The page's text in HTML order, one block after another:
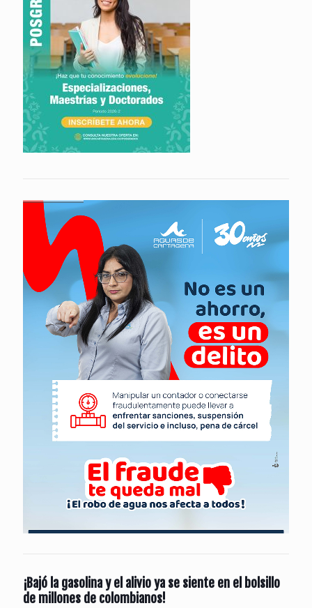
¡Bajó la gasolina y el alivio ya se siente en el bolsillo
de millones de colombianos!